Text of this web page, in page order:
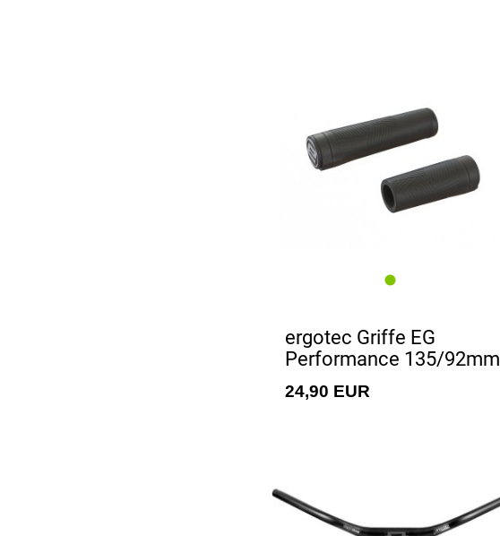
ergotec Griffe EG
Performance 135/92mm
24,90 EUR